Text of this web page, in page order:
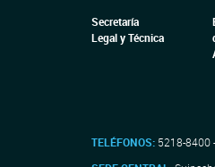
Secretaría
Legal y Técnica
TELÉFONOS: 5218-8400